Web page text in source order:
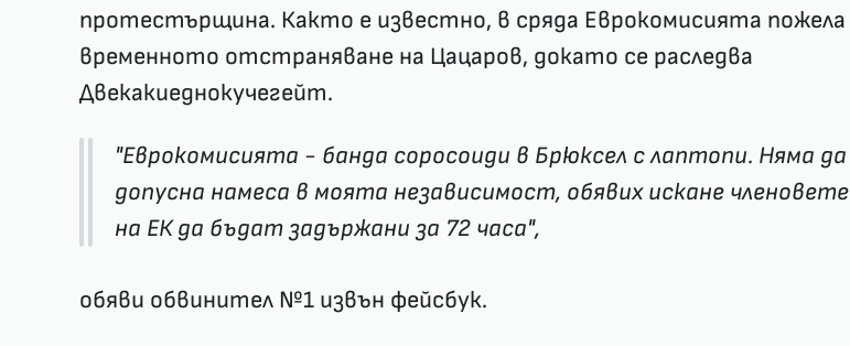
протестърщина. Както е известно, в сряда Еврокомисията пожела
временното отстраняване на Цацаров, докато се раследва
Двекакиеднокучегейт.
"Еврокомисията - банда соросоиди в Брюксел с лаптопи. Няма да
допусна намеса в моята независимост, обявих искане членовете
на ЕК да бъдат задържани за 72 часа",
обяви обвинител №1 извън фейсбук.